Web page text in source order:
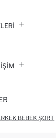
BEBEK ŞORT